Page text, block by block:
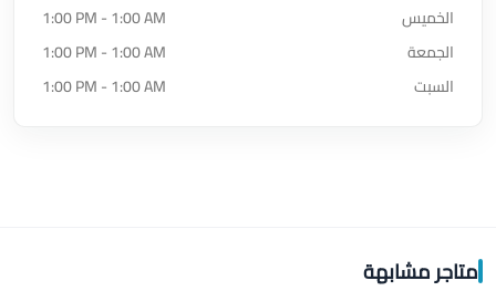
الخميس
1:00 PM - 1:00 AM
الجمعة
1:00 PM - 1:00 AM
السبت
1:00 PM - 1:00 AM
متاجر مشابهة